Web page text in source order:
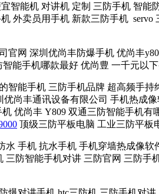
智能机 对讲机 定制 三防手机 智
外卖员用手机 新款三防手机
网 深圳优尚丰防爆手机 优尚丰
能手机哪款最好 优尚豊 一千元以
能手机 三防手机品牌 超高频手
尚丰通讯设备有限公司 手机热成
优尚丰 Y809 双通三防智能手机
顶级三防平板电脑 工业三防平
手机 抗水手机 手机穿墙热成像
防智能手机对讲 三防官网 三防手